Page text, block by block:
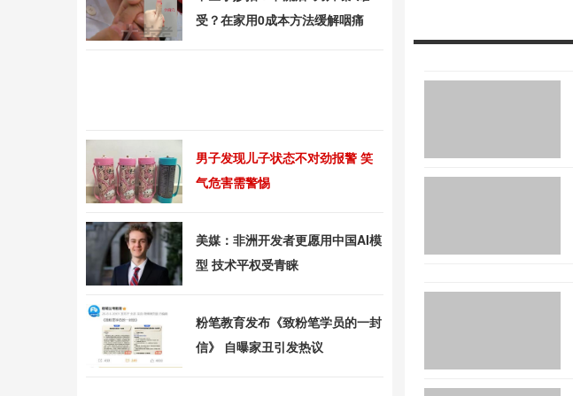
受？在家用0成本方法缓解咽痛
男子发现儿子状态不对劲报警 笑
气危害需警惕
美媒：非洲开发者更愿用中国AI模
型 技术平权受青睐
粉笔教育发布《致粉笔学员的一封
信》 自曝家丑引发热议